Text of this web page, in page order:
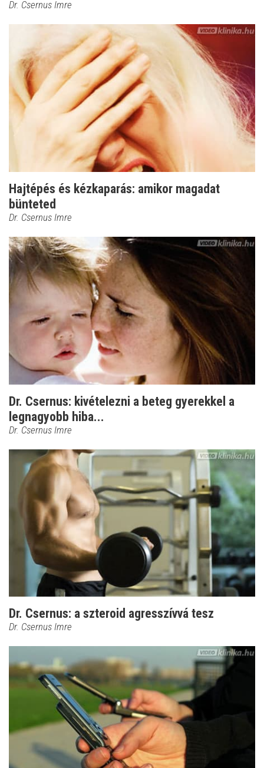
Dr. Csernus Imre
Hajtépés és kézkaparás: amikor magadat
bünteted
Dr. Csernus Imre
Dr. Csernus: kivételezni a beteg gyerekkel a
legnagyobb hiba...
Dr. Csernus Imre
Dr. Csernus: a szteroid agresszívvá tesz
Dr. Csernus Imre